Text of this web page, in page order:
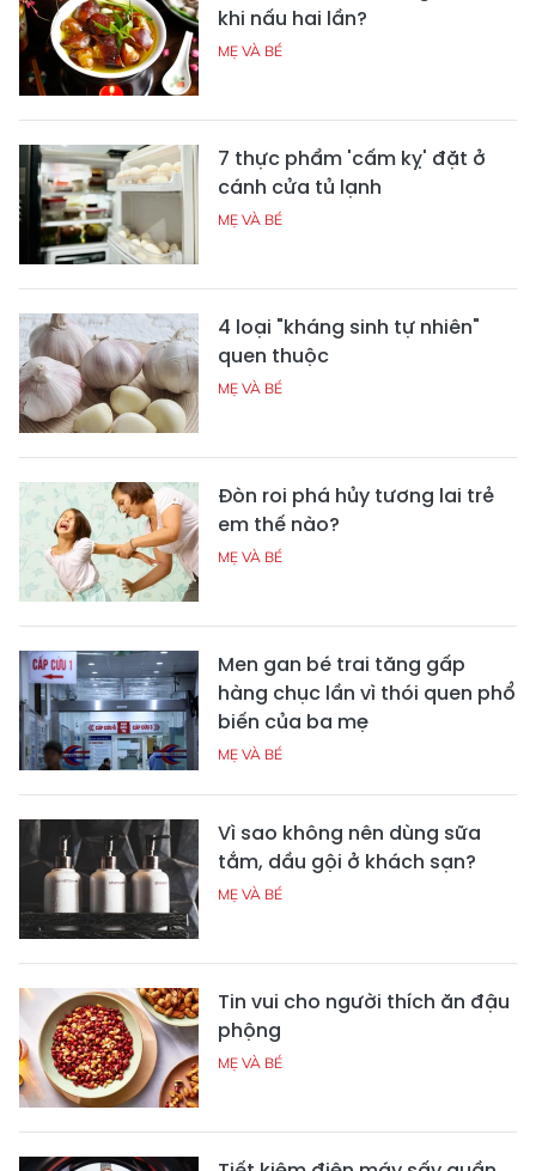
khi nấu hai lần?
MẸ VÀ BÉ
7 thực phẩm 'cấm kỵ' đặt ở
cánh cửa tủ lạnh
MẸ VÀ BÉ
4 loại "kháng sinh tự nhiên"
quen thuộc
MẸ VÀ BÉ
Đòn roi phá hủy tương lai trẻ
em thế nào?
MẸ VÀ BÉ
Men gan bé trai tăng gấp
hàng chục lần vì thói quen phổ
biến của ba mẹ
MẸ VÀ BÉ
Vì sao không nên dùng sữa
tắm, dầu gội ở khách sạn?
MẸ VÀ BÉ
Tin vui cho người thích ăn đậu
phộng
MẸ VÀ BÉ